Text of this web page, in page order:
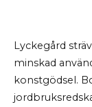
Lyckegård
minskad
konstgödsel.